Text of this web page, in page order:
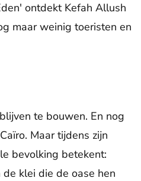
ontdekt Kefah Allush
maar weinig toeristen en
te bouwen. En nog
Maar tijdens zijn
bevolking betekent:
klei die de oase hen